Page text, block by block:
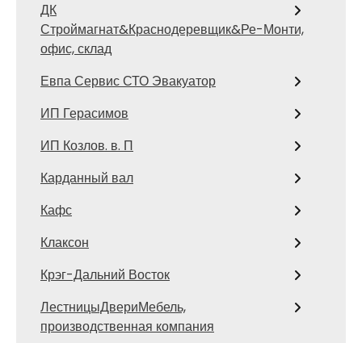
ДК
Строймагнат&Краснодеревщик&Ре-Монти,
офис, склад
Евпа Сервис СТО Эвакуатор
ИП Герасимов
ИП Козлов. в. П
Карданный вал
Кафс
Клаксон
Крэг-Дальний Восток
ЛестницыДвериМебель,
производственная компания